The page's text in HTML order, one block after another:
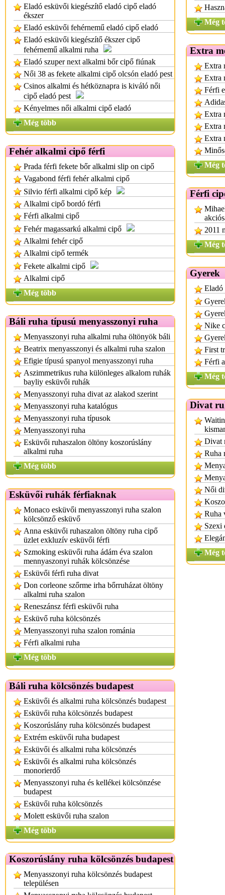
Eladó esküvői kiegészítő eladó cipő eladó
ékszer
Eladó esküvői fehérnemű eladó cipő eladó
Eladó esküvői kiegészítő ékszer cipő
fehérnemű alkalmi ruha
Eladó szuper next alkalmi bőr cipő fiúnak
Női 38 as fekete alkalmi cipő olcsón eladó pest
Csinos alkalmi és hétköznapra is kiváló női
cipő eladó pest
Kényelmes női alkalmi cipő eladó
Még több
Fehér alkalmi cipő férfi
Prada férfi fekete bőr alkalmi slip on cipő
Vagabond férfi fehér alkalmi cipő
Silvio férfi alkalmi cipő kép
Alkalmi cipő bordó férfi
Férfi alkalmi cipő
Fehér magassarkú alkalmi cipő
Alkalmi fehér cipő
Alkalmi cipő termék
Fekete alkalmi cipő
Alkalmi cipő
Még több
Báli ruha típusú menyasszonyi ruha
Menyasszonyi ruha alkalmi ruha öltönyök báli
Beatrix menyasszonyi és alkalmi ruha szalon
Efigie típusú spanyol menyasszonyi ruha
Aszimmetrikus ruha különleges alkalom ruhák
bayliy esküvői ruhák
Menyasszonyi ruha divat az alakod szerint
Menyasszonyi ruha katalógus
Menyasszonyi ruha típusok
Menyasszonyi ruha
Esküvői ruhaszalon öltöny koszorúslány
alkalmi ruha
Még több
Esküvői ruhák férfiaknak
Monaco esküvői menyasszonyi ruha szalon
kölcsönző esküvő
Anna esküvői ruhaszalon öltöny ruha cipő
üzlet exkluzív esküvői férfi
Szmoking esküvői ruha ádám éva szalon
mennyaszonyi ruhák kölcsönzése
Esküvői férfi ruha divat
Don corleone szőrme irha bőrruházat öltöny
alkalmi ruha szalon
Reneszánsz férfi esküvői ruha
Esküvő ruha kölcsönzés
Menyasszonyi ruha szalon románia
Férfi alkalmi ruha
Még több
Báli ruha kölcsönzés budapest
Esküvői és alkalmi ruha kölcsönzés budapest
Esküvői ruha kölcsönzés budapest
Koszorúslány ruha kölcsönzés budapest
Extrém esküvői ruha budapest
Esküvői és alkalmi ruha kölcsönzés
Esküvői és alkalmi ruha kölcsönzés
monorierdő
Menyasszonyi ruha és kellékei kölcsönzése
budapest
Esküvői ruha kölcsönzés
Molett esküvői ruha szalon
Még több
Koszorúslány ruha kölcsönzés budapest
Menyasszonyi ruha kölcsönzés budapest
településen
Még
Extra
Extra
Extra
Férfi
Extra
Extra
Extra
Még
Férfi
2011
Még
Gyerek
Eladó
Nike
First
Férfi
Még
Divat
Divat
Ruha
Női
Ruha
Szexi
Még